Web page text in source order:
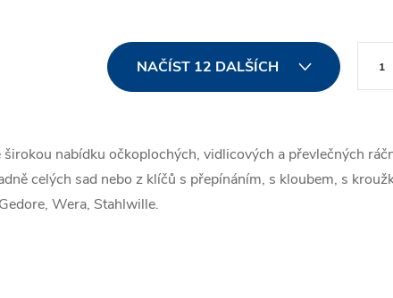
NAČÍST 12 DALŠÍCH
á
n
1
nabídku očkoplochých, vidlicových a převlečných
celých sad nebo z klíčů s přepínáním, s kloubem, s
Wera, Stahlwille.